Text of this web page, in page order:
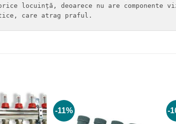
locuință, deoarece nu are
care atrag praful.
-11% -